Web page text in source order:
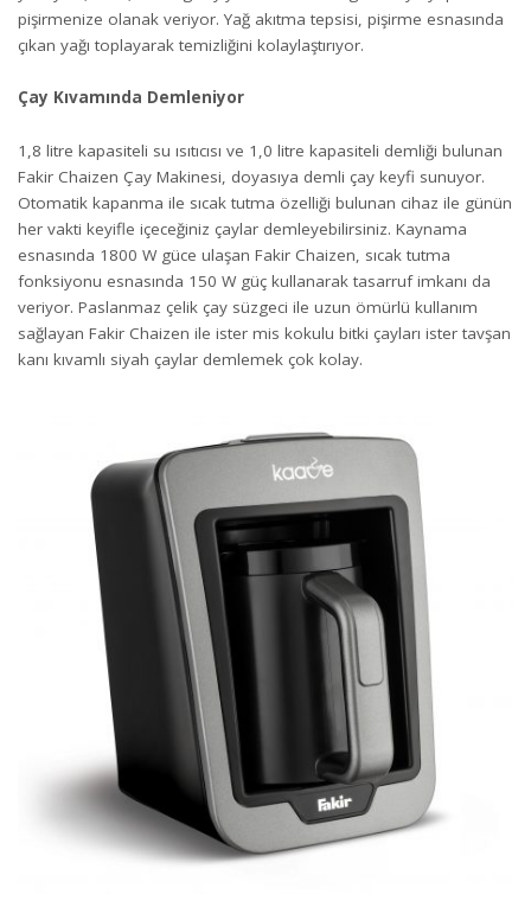
pişirmenize olanak veriyor. Yağ akıtma tepsisi, pişirme esnasında
çıkan yağı toplayarak temizliğini kolaylaştırıyor.
Çay Kıvamında Demleniyor
1,8 litre kapasiteli su ısıtıcısı ve 1,0 litre kapasiteli demliği bulunan
Fakir Chaizen Çay Makinesi, doyasıya demli çay keyfi sunuyor.
Otomatik kapanma ile sıcak tutma özelliği bulunan cihaz ile günün
her vakti keyifle içeceğiniz çaylar demleyebilirsiniz. Kaynama
esnasında 1800 W güce ulaşan Fakir Chaizen, sıcak tutma
fonksiyonu esnasında 150 W güç kullanarak tasarruf imkanı da
veriyor. Paslanmaz çelik çay süzgeci ile uzun ömürlü kullanım
sağlayan Fakir Chaizen ile ister mis kokulu bitki çayları ister tavşan
kanı kıvamlı siyah çaylar demlemek çok kolay.